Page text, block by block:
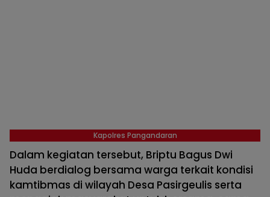
Kapolres Pangandaran
Dalam kegiatan tersebut, Briptu Bagus Dwi
Huda berdialog bersama warga terkait kondisi
kamtibmas di wilayah Desa Pasirgeulis serta